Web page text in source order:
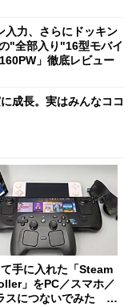
力、さらにドッキン
"全部入り"16型モバイ
」徹底レビュー
成長。実はみんなココ
手に入れた「Steam
」をPC／スマホ／
スにつないでみた ゲ